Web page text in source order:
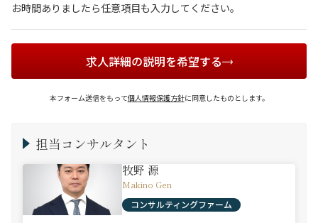
お時間ありましたら任意項目も入力してください。
求人詳細の説明を希望する
本フォーム送信をもって個人情報保護方針に同意したものとします。
担当コンサルタント
牧野 源
Makino Gen
コンサルティングファーム